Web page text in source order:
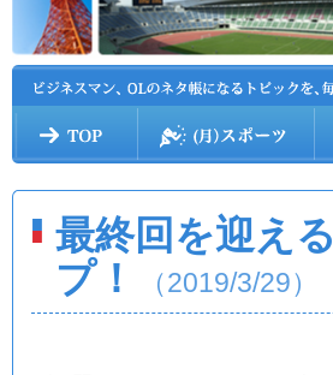
最終回を迎え
プ！
（2019/3/29）